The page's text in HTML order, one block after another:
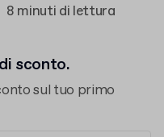
8 minuti di lettura
sconto.
sul tuo primo